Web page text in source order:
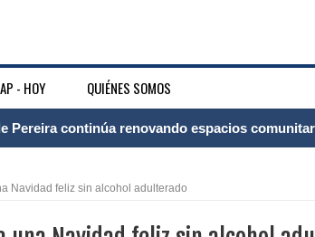
- HOY QUIÉNES SOMOS
la vida de 68 estudiantes rurales en
en Tuluá tendrá comedor comunitario
Navidad feliz sin alcohol adulterado